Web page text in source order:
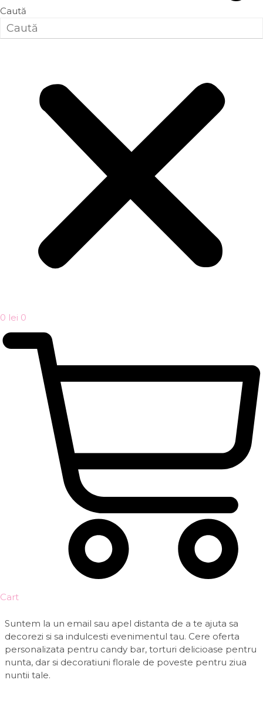
Caută
0 lei 0
Cart
Suntem la un email sau apel distanta de a te ajuta sa
decorezi si sa indulcesti evenimentul tau. Cere oferta
personalizata pentru candy bar, torturi delicioase pentru
nunta, dar si decoratiuni florale de poveste pentru ziua
nuntii tale.